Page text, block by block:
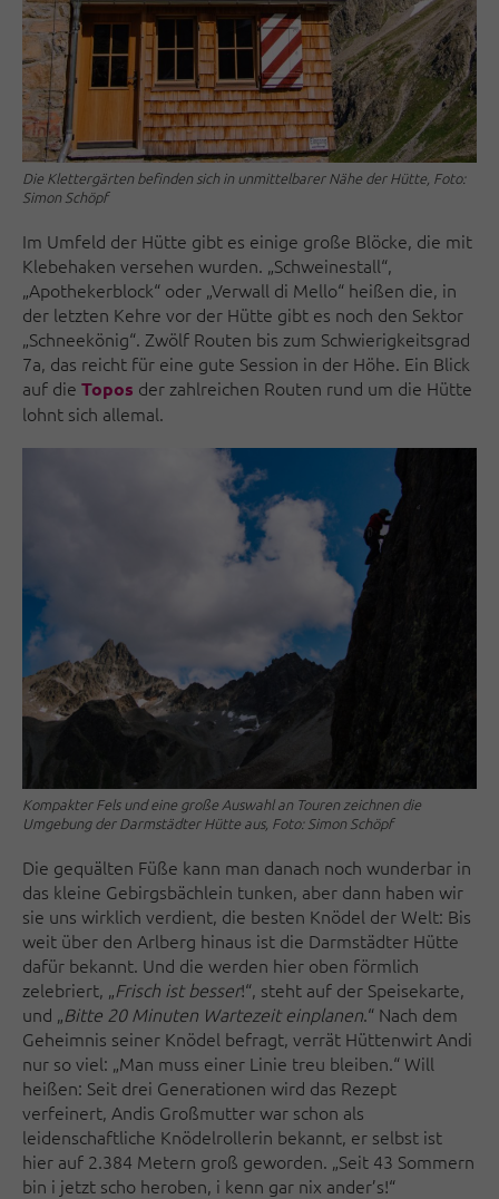
Die Klettergärten befinden sich in unmittelbarer Nähe der Hütte, Foto:
Simon Schöpf
Im Umfeld der Hütte gibt es einige große Blöcke, die mit
Klebehaken versehen wurden. „Schweinestall“,
„Apothekerblock“ oder „Verwall di Mello“ heißen die, in
der letzten Kehre vor der Hütte gibt es noch den Sektor
„Schneekönig“. Zwölf Routen bis zum Schwierigkeitsgrad
7a, das reicht für eine gute Session in der Höhe. Ein Blick
auf die Topos der zahlreichen Routen rund um die Hütte
lohnt sich allemal.
Kompakter Fels und eine große Auswahl an Touren zeichnen die
Umgebung der Darmstädter Hütte aus, Foto: Simon Schöpf
Die gequälten Füße kann man danach noch wunderbar in
das kleine Gebirgsbächlein tunken, aber dann haben wir
sie uns wirklich verdient, die besten Knödel der Welt: Bis
weit über den Arlberg hinaus ist die Darmstädter Hütte
dafür bekannt. Und die werden hier oben förmlich
zelebriert, „Frisch ist besser!“, steht auf der Speisekarte,
und „Bitte 20 Minuten Wartezeit einplanen.“ Nach dem
Geheimnis seiner Knödel befragt, verrät Hüttenwirt Andi
nur so viel: „Man muss einer Linie treu bleiben.“ Will
heißen: Seit drei Generationen wird das Rezept
verfeinert, Andis Großmutter war schon als
leidenschaftliche Knödelrollerin bekannt, er selbst ist
hier auf 2.384 Metern groß geworden. „Seit 43 Sommern
bin i jetzt scho heroben, i kenn gar nix ander’s!“